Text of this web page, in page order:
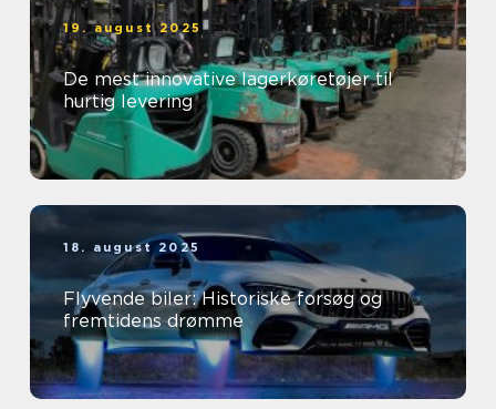
19. august 2025
De mest innovative lagerkøretøjer til
hurtig levering
18. august 2025
Flyvende biler: Historiske forsøg og
fremtidens drømme